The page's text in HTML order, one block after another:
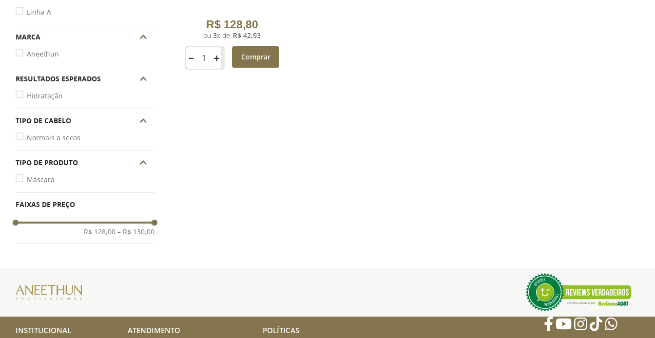
Linha A
MARCA
Aneethun
RESULTADOS ESPERADOS
Hidratação
TIPO DE CABELO
Normais a secos
TIPO DE PRODUTO
Máscara
FAIXAS DE PREÇO
R$ 128,00 – R$ 130,00
R$ 128,80
3 R$ 42,93
＋
－ Comprar
INSTITUCIONAL ATENDIMENTO POLÍTICAS